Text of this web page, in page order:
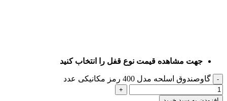
جهت مشاهده قیمت نوع قفل را انتخاب کنید
گاوصندوق اسلحه مدل 400 رمز مکانیکی عدد